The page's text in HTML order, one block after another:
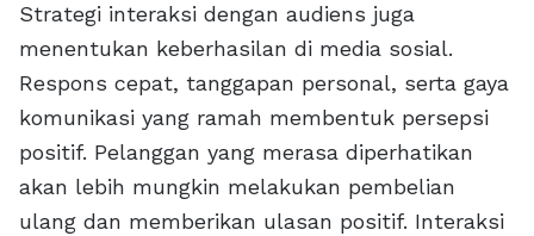
Strategi interaksi dengan audiens juga
menentukan keberhasilan di media sosial.
Respons cepat, tanggapan personal, serta gaya
komunikasi yang ramah membentuk persepsi
positif. Pelanggan yang merasa diperhatikan
akan lebih mungkin melakukan pembelian
ulang dan memberikan ulasan positif. Interaksi